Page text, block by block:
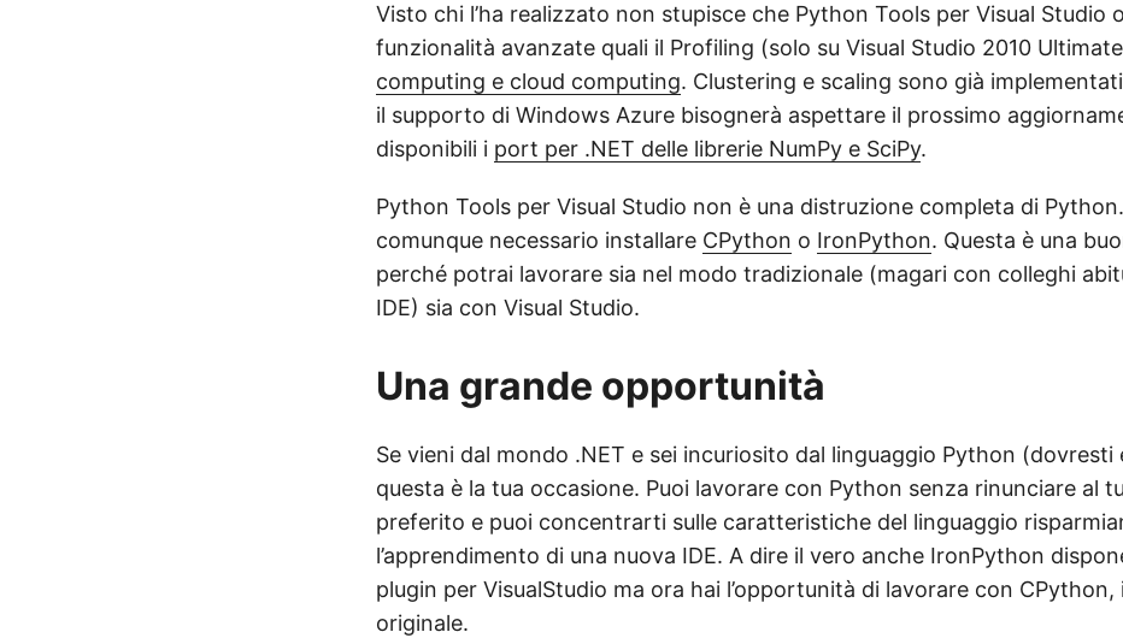
Visto chi l’ha realizzato non stupisce che Python Tools per Visual Studio
funzionalità avanzate quali il Profiling (solo su Visual Studio 2010
computing e cloud computing. Clustering e scaling sono già
il supporto di Windows Azure bisognerà aspettare il prossimo
disponibili i port per .NET delle librerie NumPy e SciPy.
Python Tools per Visual Studio non è una distruzione completa di
comunque necessario installare CPython o IronPython. Questa è una
perché potrai lavorare sia nel modo tradizionale (magari con colleghi
IDE) sia con Visual Studio.
Una grande opportunità
Se vieni dal mondo .NET e sei incuriosito dal linguaggio Python (dovresti
questa è la tua occasione. Puoi lavorare con Python senza rinunciare al
preferito e puoi concentrarti sulle caratteristiche del linguaggio
l’apprendimento di una nuova IDE. A dire il vero anche IronPython
plugin per VisualStudio ma ora hai l’opportunità di lavorare con CPython,
originale.